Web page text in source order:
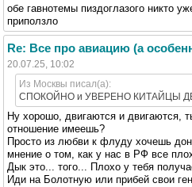
обе гавнотемы пиздоглазого никто
приползло
Re: Все про авиацию (а
20.07.25, 10:02
Из Москвы писал(а):
СПОКОЙНО и УВЕРЕНО КИТАЙЦЫ
Ну хорошо, двигаются и двигаются,
отношение имеешь?
Просто из любви к флуду хочешь
мнение о том, как у нас в РФ все
Дык это... того... Плохо у тебя
Иди на Болотную или прибей свои